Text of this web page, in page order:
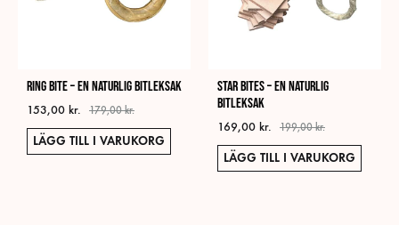
Ring Bite – En naturlig bitleksak
153,00 kr. 179,00kr.
LÄGG TILL I VARUKORG
Star bites – En naturlig
bitleksak
169,00 kr. 199,00kr.
LÄGG TILL I VARUKORG